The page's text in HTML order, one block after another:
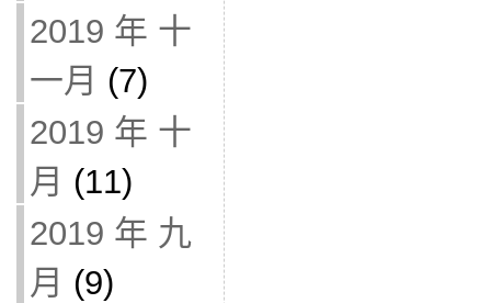
2019 年 十
一月 (7)
2019 年 十
月 (11)
2019 年 九
月 (9)